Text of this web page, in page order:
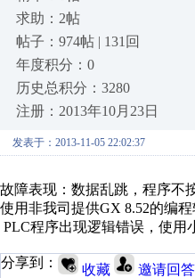
求助：2帖
帖子：974帖 | 131回
年度积分：0
历史总积分：3280
注册：2013年10月23日
发表于：2013-11-05 22:02:37
故障表现：数据乱跳，程序不
使用非我司提供GX 8.52的编
PLC程序出现逻辑错误，使用
分享到： 收藏 邀请回答